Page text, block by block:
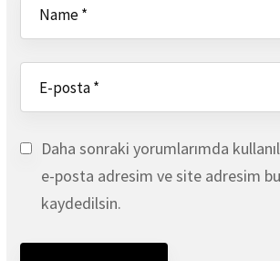
Daha sonraki yorumlarımda
e-posta adresim ve site adresim bu
kaydedilsin.